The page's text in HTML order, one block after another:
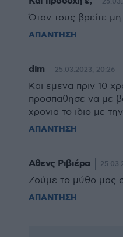
Όταν τους βρείτε
ΑΠΑΝΤΗΣΗ
dim 25.03.2023, 20:26
Και εμενα πριν 10
προσπαθησε να με
χρονια το ιδιο με
ΑΠΑΝΤΗΣΗ
Αθενς Ριβιέρα
Ζούμε το μύθο μας
ΑΠΑΝΤΗΣΗ